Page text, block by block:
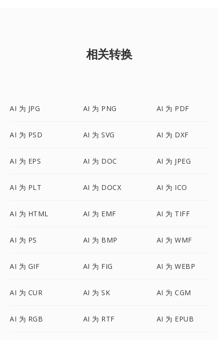
相关转换
AI 为 JPG AI 为 PNG AI 为 PDF
AI 为 PSD AI 为 SVG AI 为 DXF
AI 为 EPS AI 为 DOC AI 为 JPEG
AI 为 PLT AI 为 DOCX AI 为 ICO
AI 为 HTML AI 为 EMF AI 为 TIFF
AI 为 PS AI 为 BMP AI 为 WMF
AI 为 GIF AI 为 FIG AI 为 WEBP
AI 为 CUR AI 为 SK AI 为 CGM
AI 为 RGB AI 为 RTF AI 为 EPUB